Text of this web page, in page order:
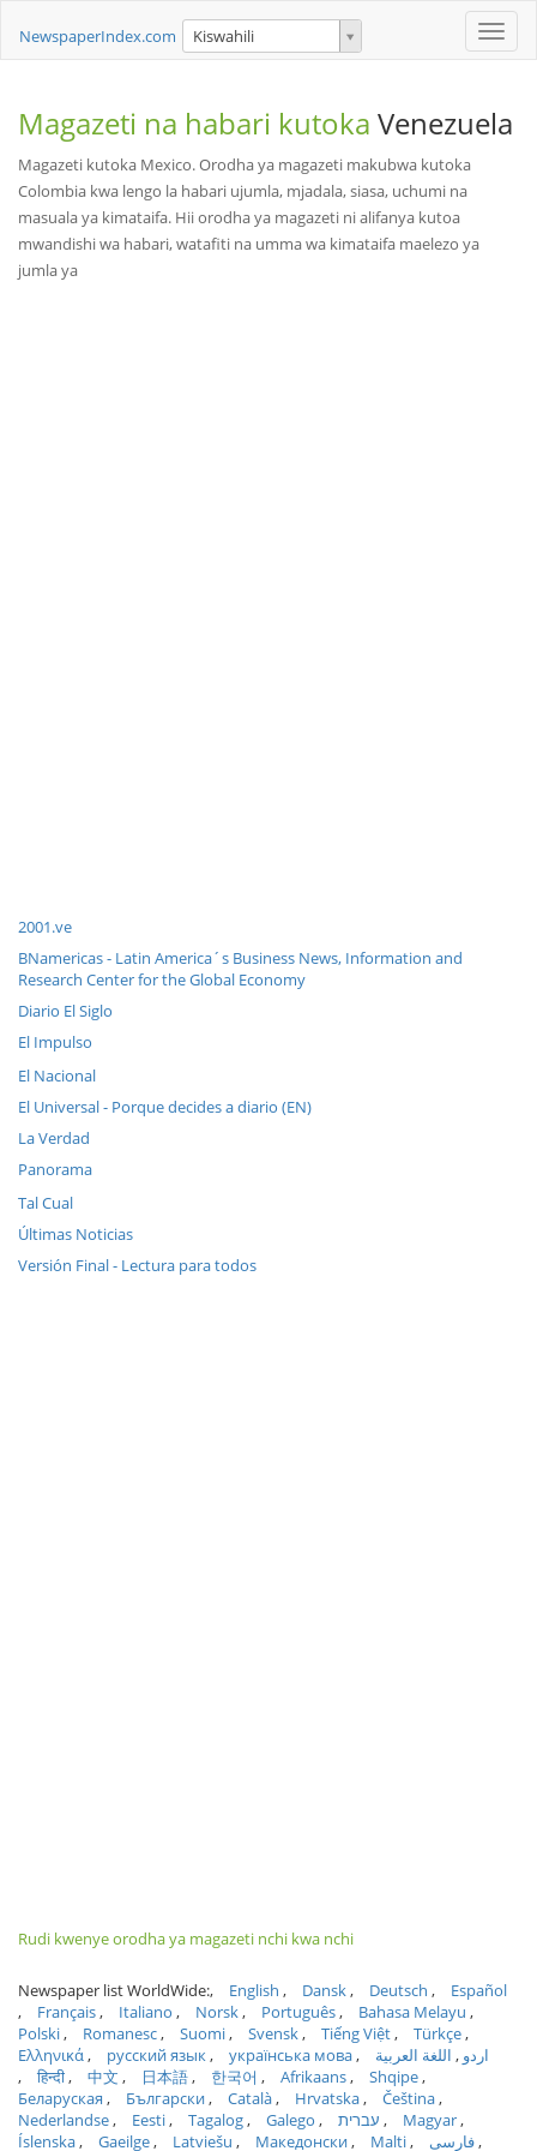
Toggle
NewspaperIndex.com Kiswahili
Magazeti na habari kutoka Venezuela
Magazeti kutoka Mexico. Orodha ya magazeti makubwa kutoka
Colombia kwa lengo la habari ujumla, mjadala, siasa, uchumi na
masuala ya kimataifa. Hii orodha ya magazeti ni alifanya kutoa
mwandishi wa habari, watafiti na umma wa kimataifa maelezo ya
jumla ya
2001.ve
BNamericas - Latin America´s Business News, Information and
Research Center for the Global Economy
Diario El Siglo
El Impulso
El Nacional
El Universal - Porque decides a diario (EN)
La Verdad
Panorama
Tal Cual
Últimas Noticias
Versión Final - Lectura para todos
Rudi kwenye orodha ya magazeti nchi kwa nchi
Newspaper list WorldWide: English Dansk Deutsch
Español
Français
Italiano Norsk Português
Bahasa Melayu
Polski
Romanesc Suomi Svensk Tiếng Việt
Türkçe
Ελληνικά
русский язык українська мова اردو
اللغة العربية
हिन्दी
中文 日本語 한국어 Afrikaans
Shqipe
Беларуская
Български Català Hrvatska
Čeština
Nederlandse
Eesti Tagalog Galego עברית
Magyar
Íslenska
Gaeilge Latviešu Македонски Malti فارسی